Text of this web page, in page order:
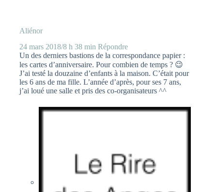
Aliénor
24 mars 2018/8 h 38 min Répondre
Un des derniers bastions de la correspondance papier :
les cartes d’anniversaire. Pour combien de temps ? 😉
J’ai testé la douzaine d’enfants à la maison. C’était pour
les 6 ans de ma fille. L’année d’après, pour ses 7 ans,
j’ai loué une salle et pris des co-organisateurs ^^